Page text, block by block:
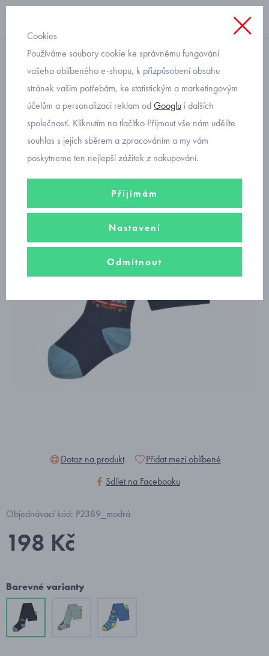
klasické
dětské punčocháče Tuptusie
hasiči
Dotaz na produkt
Přidat mezi oblíbené
Sdílet na Facebooku
Objednávací kód: P2389_modrá
198 Kč
Barevné varianty
Cookies
Používáme soubory cookie ke správnému fungování
vašeho oblíbeného e-shopu, k přizpůsobení obsahu
stránek vašim potřebám, ke statistickým a marketingovým
účelům a personalizaci reklam odGooglu i dalších
společností. Kliknutím na tlačítko Přijmout vše nám udělíte
souhlas s jejich sběrem a zpracováním a my vám
poskytneme ten nejlepší zážitek z nakupování.
Přijímám
Nastavení
Odmítnout